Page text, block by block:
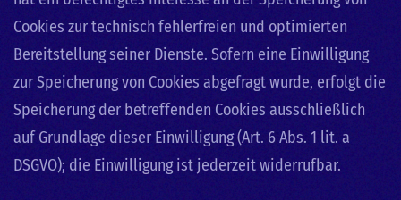
Cookies zur technisch fehlerfreien und optimierten
Bereitstellung seiner Dienste. Sofern eine Einwilligung
zur Speicherung von Cookies abgefragt wurde, erfolgt die
Speicherung der betreffenden Cookies ausschließlich
auf Grundlage dieser Einwilligung (Art. 6 Abs. 1 lit. a
DSGVO); die Einwilligung ist jederzeit widerrufbar.